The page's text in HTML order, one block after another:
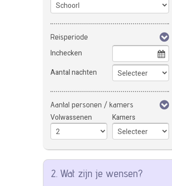
Reisperiode
Inchecken
Aantal nachten
Aantal personen / kamers
Volwassenen Kamers
2. Wat zijn je wensen?